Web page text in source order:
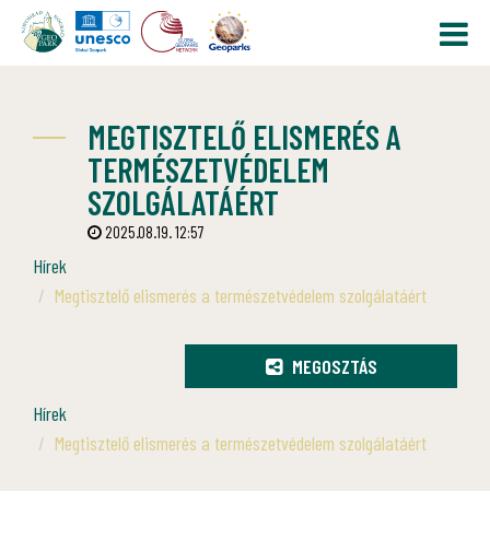
MEGTISZTELŐ ELISMERÉS A
TERMÉSZETVÉDELEM
SZOLGÁLATÁÉRT
2025.08.19. 12:57
Hírek
Megtisztelő elismerés a természetvédelem szolgálatáért
MEGOSZTÁS
Hírek
Megtisztelő elismerés a természetvédelem szolgálatáért